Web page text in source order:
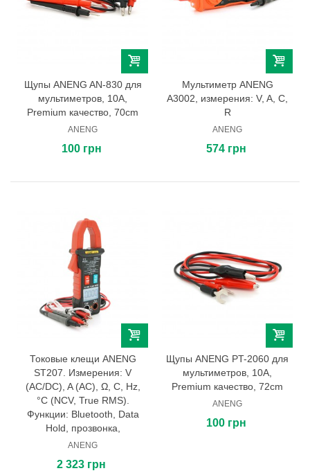
Щупы ANENG AN-830 для
мультиметров, 10A,
Premium качество, 70cm
ANENG
100 грн
Мультиметр ANENG
A3002, измерения: V, A, C,
R
ANENG
574 грн
Токовые клещи ANENG
ST207. Измерения: V
(AC/DC), A (AC), Ω, C, Hz,
°C (NCV, True RMS).
Функции: Bluetooth, Data
Hold, прозвонка,
ANENG
2 323 грн
Щупы ANENG PT-2060 для
мультиметров, 10A,
Premium качество, 72cm
ANENG
100 грн